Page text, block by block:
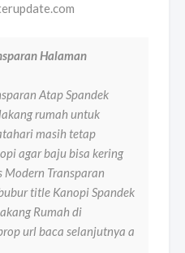
Halaman
Atap Spandek
rumah untuk
masih tetap
agar baju bisa kering
Transparan
title Kanopi Spandek
Rumah di
url baca selanjutnya a